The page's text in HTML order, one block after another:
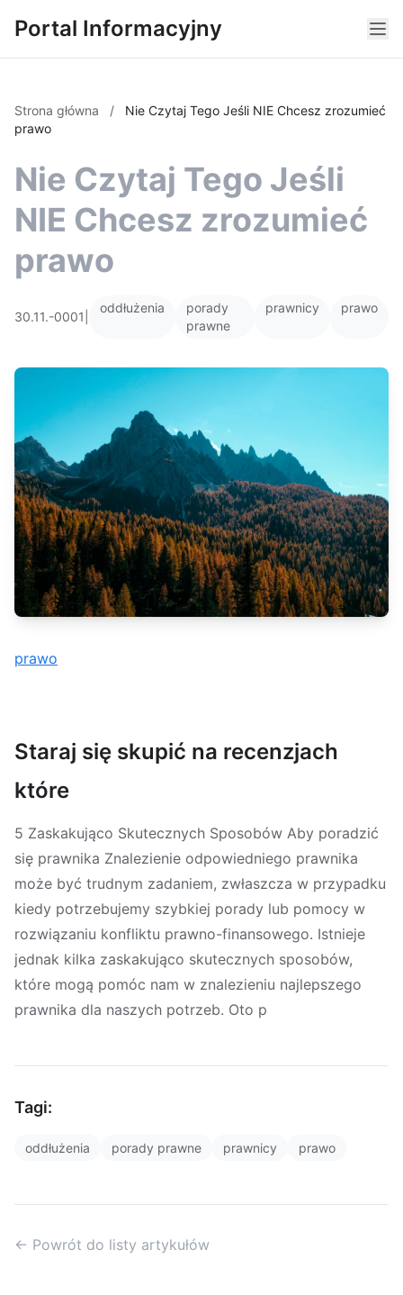
Portal Informacyjny
Strona główna /
Nie Czytaj Tego Jeśli NIE Chcesz zrozumieć
prawo
Nie Czytaj Tego Jeśli
NIE Chcesz zrozumieć
prawo
30.11.-0001
oddłużenia
porady
prawne
prawnicy prawo
prawo
Staraj się skupić na recenzjach
które
5 Zaskakująco Skutecznych Sposobów Aby poradzić
się prawnika Znalezienie odpowiedniego prawnika
może być trudnym zadaniem, zwłaszcza w przypadku
kiedy potrzebujemy szybkiej porady lub pomocy w
rozwiązaniu konfliktu prawno-finansowego. Istnieje
jednak kilka zaskakująco skutecznych sposobów,
które mogą pomóc nam w znalezieniu najlepszego
prawnika dla naszych potrzeb. Oto p
Tagi:
oddłużenia porady prawne prawnicy prawo
← Powrót do listy artykułów